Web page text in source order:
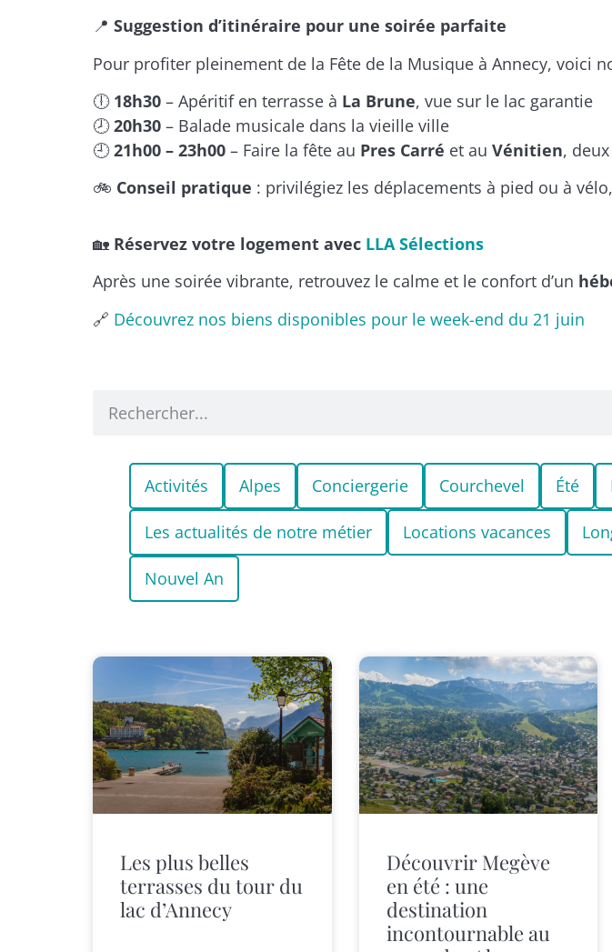
📍 Suggestion d’itinéraire pour une soirée parfaite
Pour profiter pleinement de la Fête de la Musique à Annecy, voici
🕕 18h30 – Apéritif en terrasse à La Brune, vue sur le lac garantie
🕗20h30 – Balade musicale dans la vieille ville
🕘21h00 – 23h00 – Faire la fête au Pres Carré et au Vénitien,
🚲 Conseil pratique : privilégiez les déplacements à pied ou à
🏡 Réservez votre logement avec LLA Sélections
Après une soirée vibrante, retrouvez le calme et le confort d’un
🔗 Découvrez nos biens disponibles pour le week-end du 21 juin
Activités Alpes Conciergerie Courchevel Été
Les actualités de notre métier Locations vacances
Nouvel An
Les plus belles
terrasses du tour du
lac d’Annecy
Découvrir Megève
en été : une
destination
incontournable au